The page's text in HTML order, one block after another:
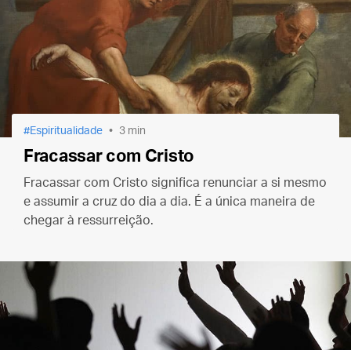
Espiritualidade 3 min
Fracassar com Cristo
Fracassar com Cristo significa renunciar a si mesmo
e assumir a cruz do dia a dia. É a única maneira de
chegar à ressurreição.